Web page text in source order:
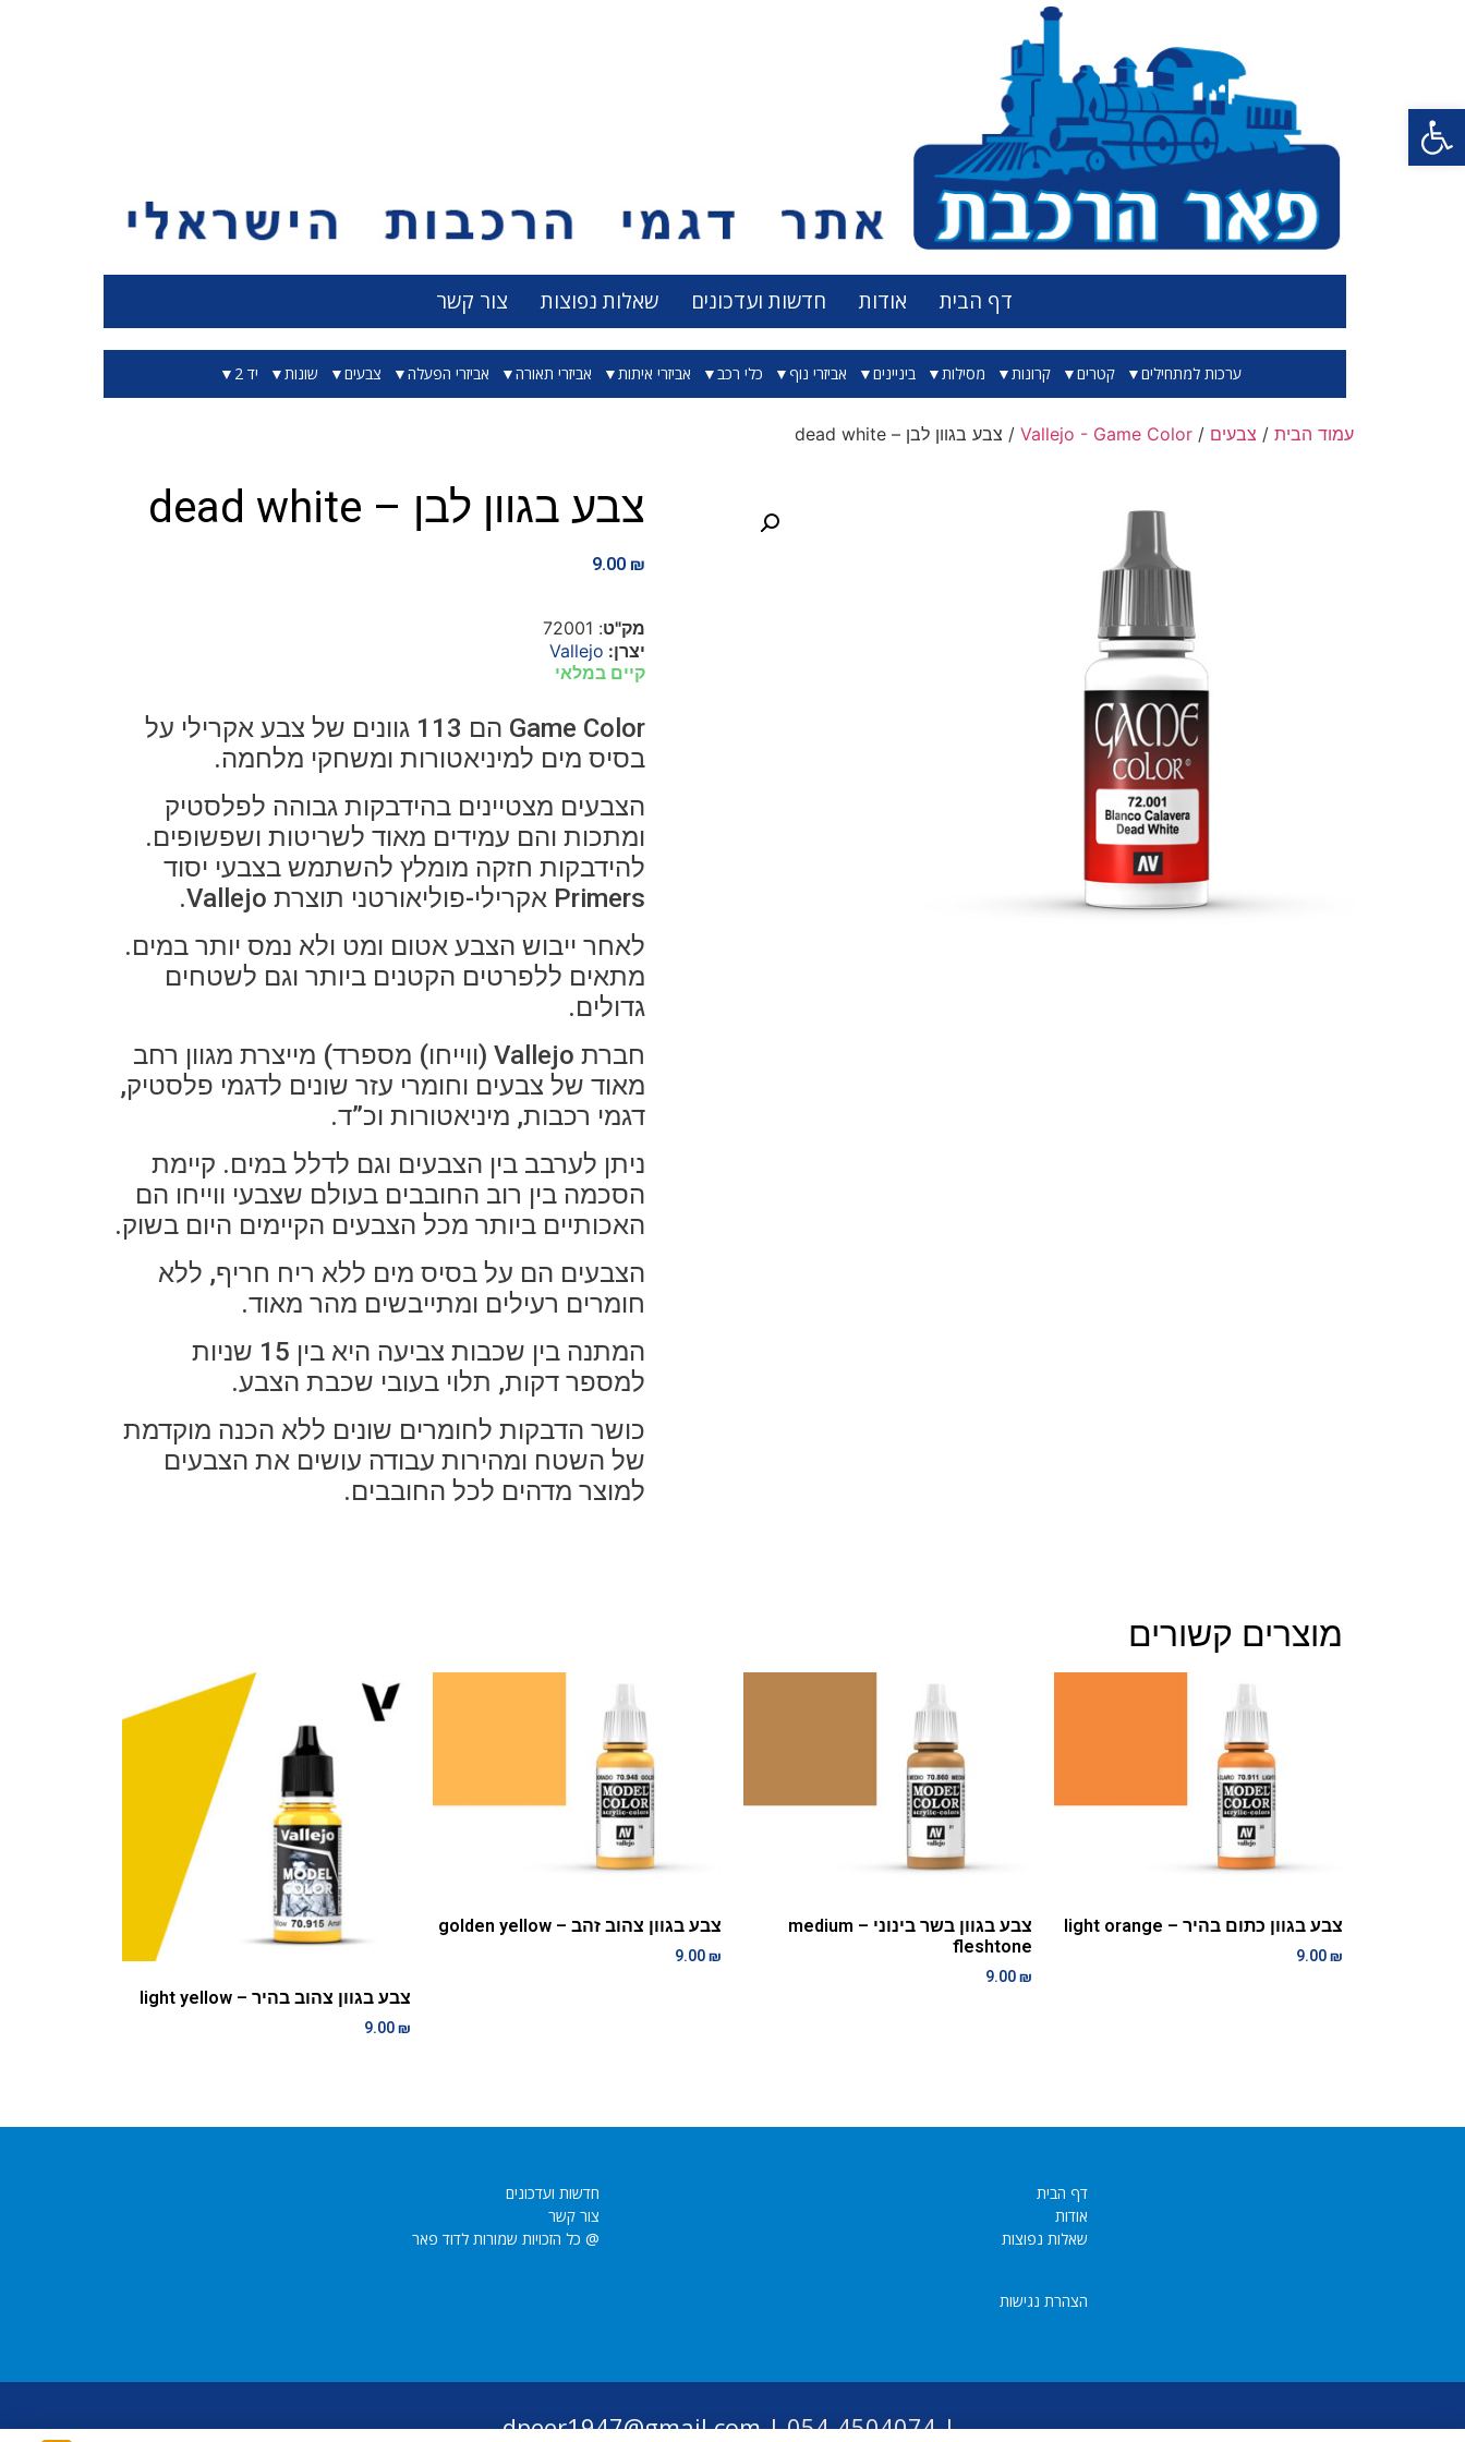
פתח סרגל נגישות
דף הבית אודות חדשות ועדכונים שאלות נפוצות צור קשר
ערכות למתחילים קטרים קרונות מסילות ביניינים אביזרי נוף כלי רכב אביזרי איתות אביזרי תאורה אביזרי הפעלה צבעים שונות יד 2
עמוד הבית / צבעים /
Vallejo - Game Color / צבע בגוון לבן – dead white
צבע בגוון לבן – dead white
9.00 ₪
מק"ט: 72001
יצרן: Vallejo
קיים במלאי
Game Color הם 113 גוונים של צבע אקרילי על
בסיס מים למיניאטורות ומשחקי מלחמה.
הצבעים מצטיינים בהידבקות גבוהה לפלסטיק
ומתכות והם עמידים מאוד לשריטות ושפשופים.
להידבקות חזקה מומלץ להשתמש בצבעי יסוד
Primers אקרילי-פוליאורטני תוצרת Vallejo.
לאחר ייבוש הצבע אטום ומט ולא נמס יותר במים.
מתאים ללפרטים הקטנים ביותר וגם לשטחים
גדולים.
חברת Vallejo (ווייחו) מספרד) מייצרת מגוון רחב
מאוד של צבעים וחומרי עזר שונים לדגמי פלסטיק,
דגמי רכבות, מיניאטורות וכ”ד.
ניתן לערבב בין הצבעים וגם לדלל במים. קיימת
הסכמה בין רוב החובבים בעולם שצבעי ווייחו הם
האכותיים ביותר מכל הצבעים הקיימים היום בשוק.
הצבעים הם על בסיס מים ללא ריח חריף, ללא
חומרים רעילים ומתייבשים מהר מאוד.
המתנה בין שכבות צביעה היא בין 15 שניות
למספר דקות, תלוי בעובי שכבת הצבע.
כושר הדבקות לחומרים שונים ללא הכנה מוקדמת
של השטח ומהירות עבודה עושים את הצבעים
למוצר מדהים לכל החובבים.
מוצרים קשורים
צבע בגוון כתום בהיר – light orange
9.00₪
צבע בגוון בשר בינוני – medium
fleshtone
9.00₪
צבע בגוון צהוב זהב – golden yellow
9.00₪
צבע בגוון צהוב בהיר – light yellow
9.00₪
דף הבית
אודות
שאלות נפוצות
הצהרת נגישות
חדשות ועדכונים
צור קשר
@ כל הזכויות שמורות לדוד פאר
|
054-4504074 |
dpeer1947@gmail.com